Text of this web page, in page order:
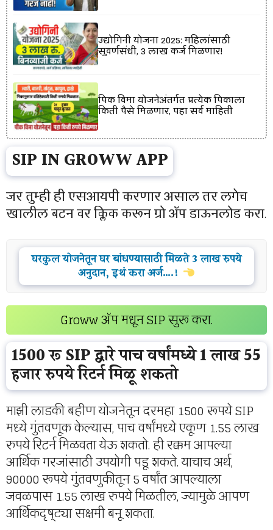
उद्योगिनी योजना 2025: महिलांसाठी
सुवर्णसंधी, ₹3 लाख कर्ज मिळणार!
पिक विमा योजनेअंतर्गत प्रत्येक पिकाला
किती पैसे मिळणार, पहा सर्व माहिती
SIP IN GROWW APP
जर तुम्ही ही एसआयपी करणार असाल तर लगेच
खालील बटन वर क्लिक करून ग्रो ॲप डाऊनलोड करा.
घरकुल योजनेतून घर बांधण्यासाठी मिळते 3 लाख रुपये
अनुदान, इथं करा अर्ज….!
Groww ॲप मधून SIP सुरू करा.
1500 रू SIP द्वारे पाच वर्षांमध्ये 1 लाख 55
हजार रुपये रिटर्न मिळू शकतो
माझी लाडकी बहीण योजनेतून दरमहा 1500 रूपये SIP
मध्ये गुंतवणूक केल्यास, पाच वर्षांमध्ये एकूण 1.55 लाख
रुपये रिटर्न मिळवता येऊ शकतो. ही रक्कम आपल्या
आर्थिक गरजांसाठी उपयोगी पडू शकते. याचाच अर्थ,
90000 रूपये गुंतवणुकीतून 5 वर्षांत आपल्याला
जवळपास 1.55 लाख रुपये मिळतील, ज्यामुळे आपण
आर्थिकदृष्ट्या सक्षमी बनू शकता.